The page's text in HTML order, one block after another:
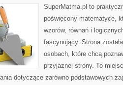
SuperMatma.pl to
poświęcony matematyce,
wzorów, równań i
fascynujący. Strona
osobach, które chcą
przyjaznej strony. To
dotyczące zarówno podstawowych